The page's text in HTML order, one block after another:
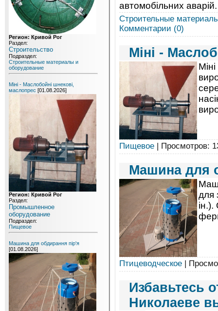
Регион: Кривой Рог
Раздел:
Строительство
Подраздел:
Строительные материалы и
оборудование
Міні - Маслобойні шнекові,
маслопрес [01.08.2026]
Регион: Кривой Рог
Раздел:
Промышленное
оборудование
Подраздел:
Пищевое
Машина для обдирання пір'я
[01.08.2026]
автомобільних аварій.
Строительные
Комментарии (0)
Міні -
Пищевое | Просмотров:
Машина для
для
Птицеводческое |
Избавьтесь
Николаеве